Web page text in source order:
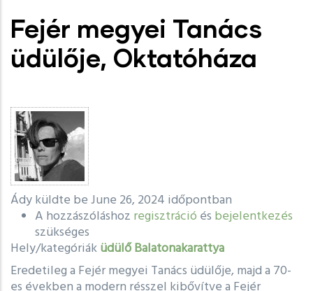
Fejér megyei Tanács
üdülője, Oktatóháza
Ádyküldte be June 26, 2024 időpontban
A hozzászóláshoz regisztráció és bejelentkezés
szükséges
Hely/kategóriáküdülőBalatonakarattya
Eredetileg a Fejér megyei Tanács üdülője, majd a 70-